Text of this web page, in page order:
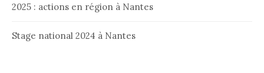
2025 : actions en région à Nantes
Stage national 2024 à Nantes